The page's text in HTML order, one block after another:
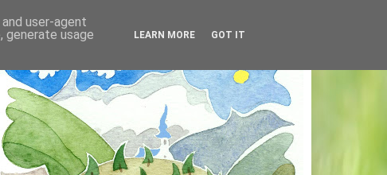
user-agent
generate usage
LEARN MORE GOT IT